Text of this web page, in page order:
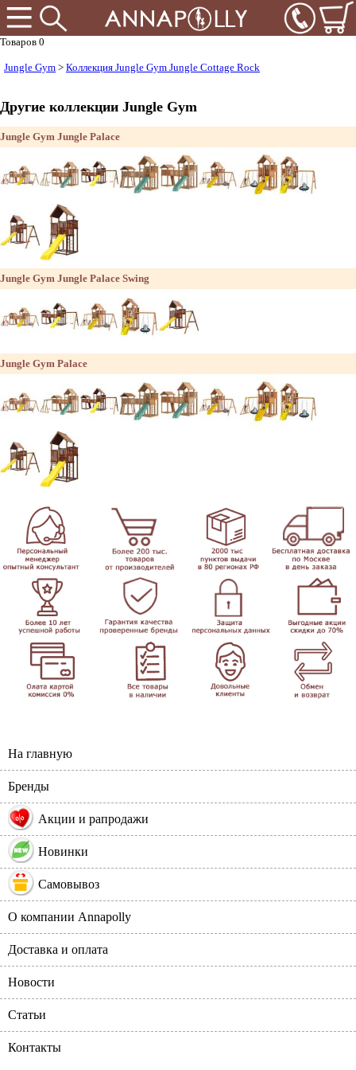
Товаров 0
Jungle Gym > Коллекция Jungle Gym Jungle Cottage Rock
Другие коллекции Jungle Gym
Jungle Gym Jungle Palace
Jungle Gym Jungle Palace Swing
Jungle Gym Palace
На главную
Бренды
% Акции и рапродажи
Новинки
Самовывоз
О компании Annapolly
Доставка и оплата
Новости
Статьи
Контакты